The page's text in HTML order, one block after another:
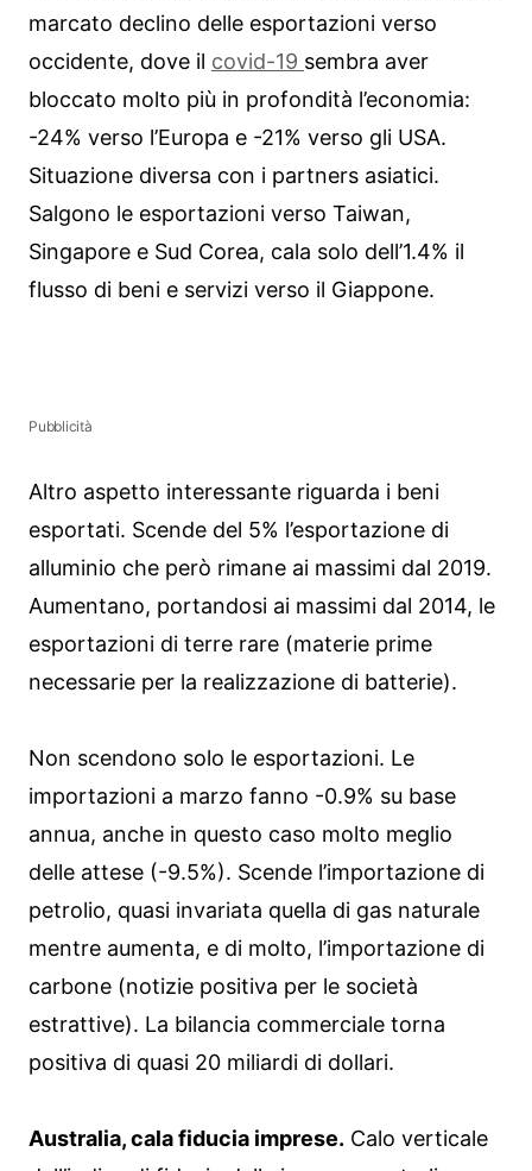
marcato declino delle esportazioni verso
occidente, dove il covid-19 sembra aver
bloccato molto più in profondità l’economia:
-24% verso l’Europa e -21% verso gli USA.
Situazione diversa con i partners asiatici.
Salgono le esportazioni verso Taiwan,
Singapore e Sud Corea, cala solo dell’1.4% il
flusso di beni e servizi verso il Giappone.
Pubblicità
Altro aspetto interessante riguarda i beni
esportati. Scende del 5% l’esportazione di
alluminio che però rimane ai massimi dal 2019.
Aumentano, portandosi ai massimi dal 2014, le
esportazioni di terre rare (materie prime
necessarie per la realizzazione di batterie).
Non scendono solo le esportazioni. Le
importazioni a marzo fanno -0.9% su base
annua, anche in questo caso molto meglio
delle attese (-9.5%). Scende l’importazione di
petrolio, quasi invariata quella di gas naturale
mentre aumenta, e di molto, l’importazione di
carbone (notizie positiva per le società
estrattive). La bilancia commerciale torna
positiva di quasi 20 miliardi di dollari.
Australia, cala fiducia imprese. Calo verticale